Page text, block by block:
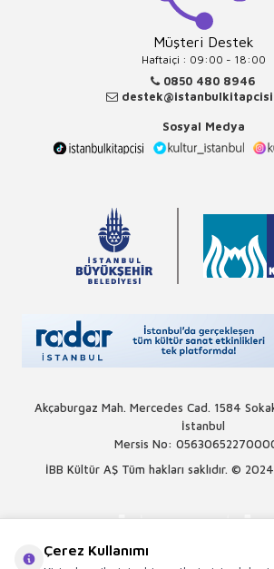
Müşteri Destek
Haftaiçi : 09:00 - 18:00
0850 480 8946
Sosyal Medya
Akçaburgaz Mah. Mercedes Cad. 1584
İstanbul
Mersis No:
İBB Kültür AŞ Tüm hakları saklıdır. © 2024
Çerez Kullanımı